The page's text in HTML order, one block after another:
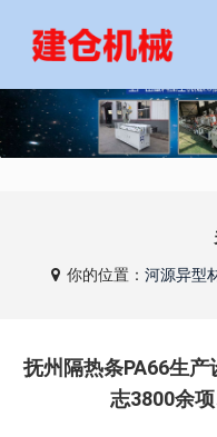
你的位置：河源异型
抚州隔热条PA66生
志3800余